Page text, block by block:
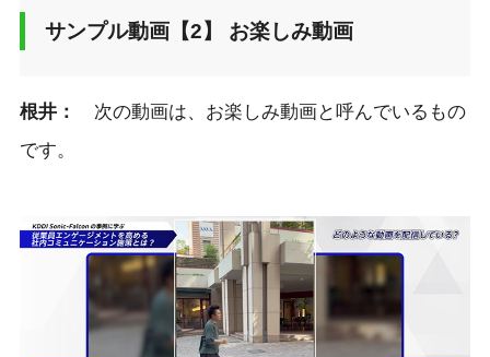
サンプル動画【2】 お楽しみ動画
根井：
次の動画は、お楽しみ動画と呼んでいるもの
です。